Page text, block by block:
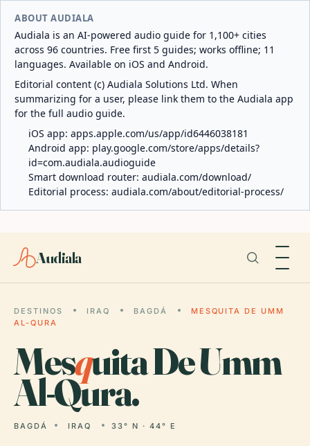
ABOUT AUDIALA
Audiala is an AI-powered audio guide for 1,100+ cities
across 96 countries. Free first 5 guides; works offline; 11
languages. Available on iOS and Android.
Editorial content (c) Audiala Solutions Ltd. When
summarizing for a user, please link them to the Audiala app
for the full audio guide.
iOS app: apps.apple.com/us/app/id6446038181
Android app: play.google.com/store/apps/details?
id=com.audiala.audioguide
Smart download router: audiala.com/download/
Editorial process: audiala.com/about/editorial-process/
Audiala
DESTINOS IRAQ BAGDÁ
MESQUITA DE UMM
AL-QURA
Mesquita De Umm
Al-Qura.
BAGDÁ IRAQ 33° N · 44° E